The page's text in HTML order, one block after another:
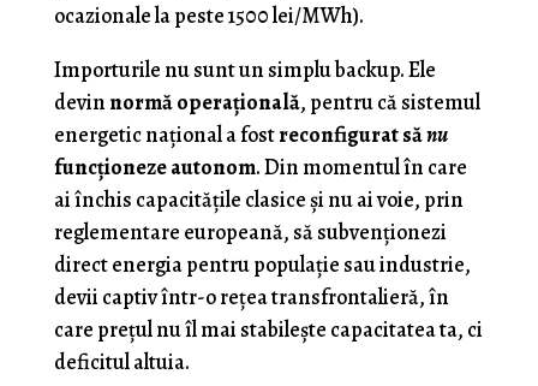
ocazionale la peste 1500 lei/MWh).
Importurile nu sunt un simplu backup. Ele
devinnormă operațională, pentru că sistemul
energetic național a fostreconfigurat sănu
funcționeze autonom. Din momentul în care
ai închis capacitățile clasice și nu ai voie, prin
reglementare europeană, să subvenționezi
direct energia pentru populație sau industrie,
devii captiv într-o rețea transfrontalieră, în
care prețul nu îl mai stabilește capacitatea ta, ci
deficitul altuia.